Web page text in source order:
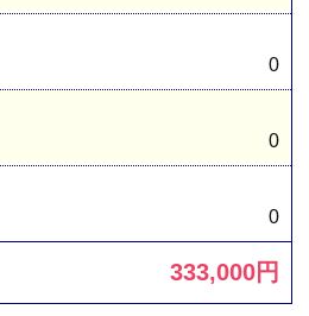
0
0
0
333,000円